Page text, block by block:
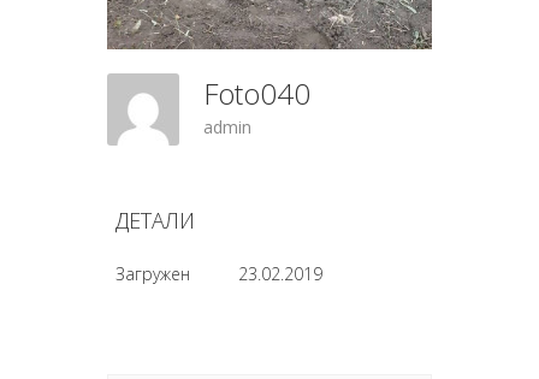
Foto040
admin
ДЕТАЛИ
Загружен 23.02.2019